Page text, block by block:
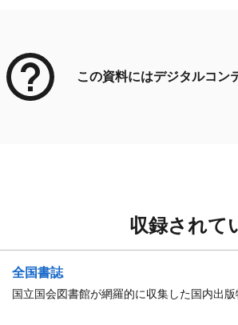
この資料にはデジタルコン
収録されて
全国書誌
国立国会図書館が網羅的に収集した国内出版